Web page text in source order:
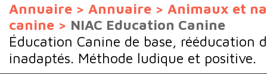
Annuaire > Annuaire > Animaux et
canine > NIAC Education Canine
Éducation Canine de base, rééducation
inadaptés. Méthode ludique et positive.